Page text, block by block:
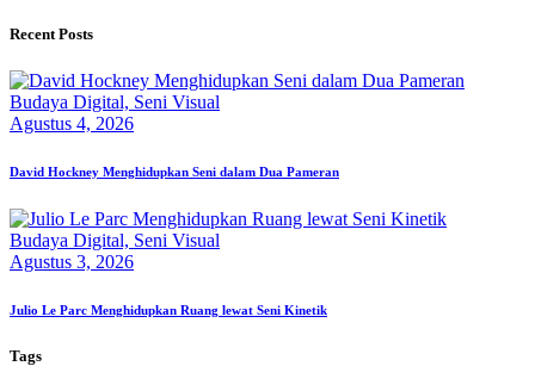
Recent Posts
Budaya Digital, Seni Visual
Agustus 4, 2026
David Hockney Menghidupkan Seni dalam Dua Pameran
Budaya Digital, Seni Visual
Agustus 3, 2026
Julio Le Parc Menghidupkan Ruang lewat Seni Kinetik
Tags